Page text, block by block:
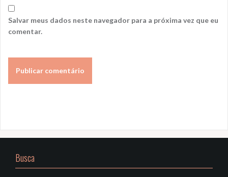
Salvar meus dados neste navegador para a próxima vez que eu
comentar.
Busca